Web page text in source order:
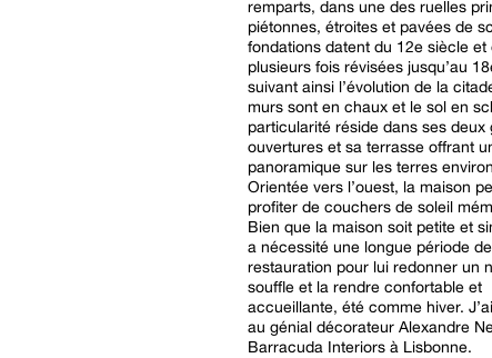
remparts, dans une des ruelles
piétonnes, étroites et pavées de
fondations datent du 12e siècle et
plusieurs fois révisées jusqu’au
suivant ainsi l’évolution de la
murs sont en chaux et le sol en
particularité réside dans ses deux
ouvertures et sa terrasse offrant
panoramique sur les terres
Orientée vers l’ouest, la maison
profiter de couchers de soleil
Bien que la maison soit petite et
a nécessité une longue période de
restauration pour lui redonner un
souffle et la rendre confortable et
accueillante, été comme hiver.
au génial décorateur Alexandre
Barracuda Interiors à Lisbonne.